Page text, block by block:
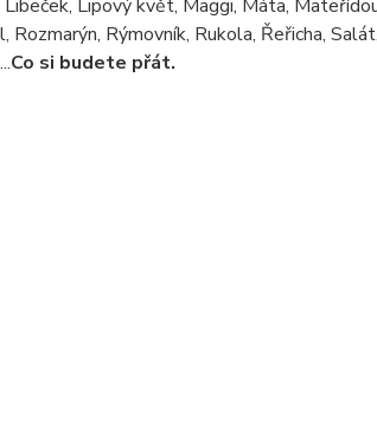
Lipový květ, Maggi, Máta,
Rýmovník, Rukola, Řeřicha,
Co si budete přát.